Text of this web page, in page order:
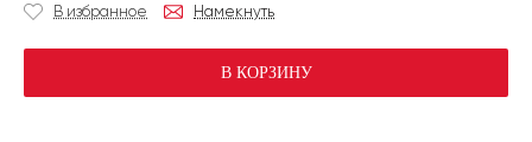
В избранное Намекнуть
В КОРЗИНУ